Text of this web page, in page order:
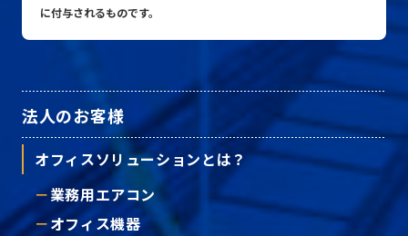
に付与されるものです。
法人のお客様
オフィスソリューションとは？
業務用エアコン
オフィス機器